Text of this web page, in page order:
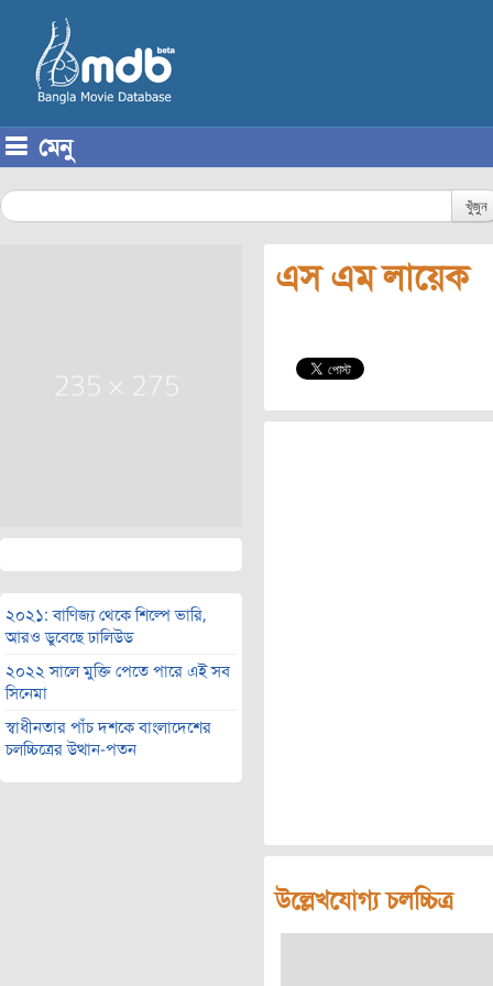
মেনু
খুঁজুন
২০২১: বাণিজ্য থেকে শিল্পে ভারি,
আরও ডুবেছে ঢালিউড
২০২২ সালে মুক্তি পেতে পারে এই সব
সিনেমা
স্বাধীনতার পাঁচ দশকে বাংলাদেশের
চলচ্চিত্রের উত্থান-পতন
এস এম লায়েক
উল্লেখযোগ্য চলচ্চিত্র